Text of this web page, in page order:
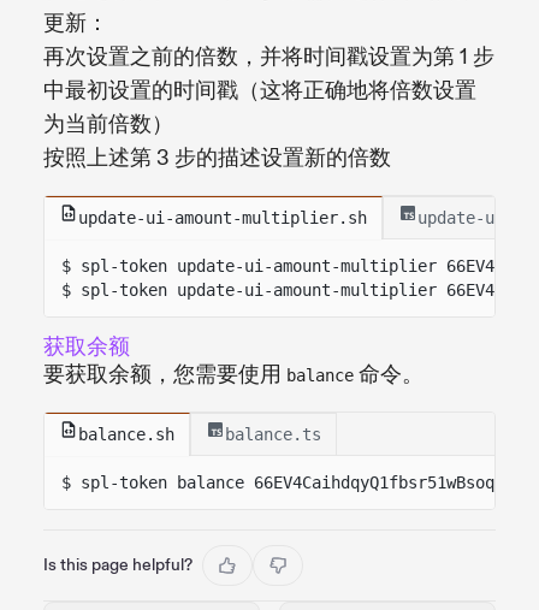
更新：
再次设置之前的倍数，并将时间戳设置为第 1 步
中最初设置的时间戳（这将正确地将倍数设置
为当前倍数）
按照上述第 3 步的描述设置新的倍数
update-ui-amount-multiplier.sh update-ui-
$ spl-token update-ui-amount-multiplier
$ spl-token update-ui-amount-multiplier
获取余额
要获取余额，您需要使用 balance 命令。
balance.sh balance.ts
$ spl-token balance
Is this page helpful?